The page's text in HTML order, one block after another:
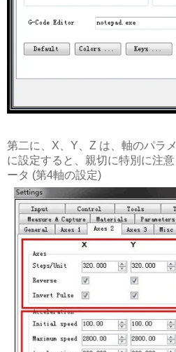
第二に、X、Y、Z は、軸のパラ
に設定すると、親切に特別に注
ータ (第4軸の設定)